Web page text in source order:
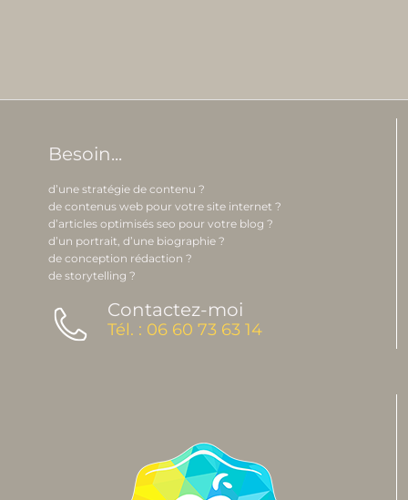
Besoin...
d’une stratégie de contenu ?
de contenus web pour votre site internet ?
d’articles optimisés seo pour votre blog ?
d’un portrait, d’une biographie ?
de conception rédaction ?
de storytelling ?
Contactez-moi
Tél. : 06 60 73 63 14